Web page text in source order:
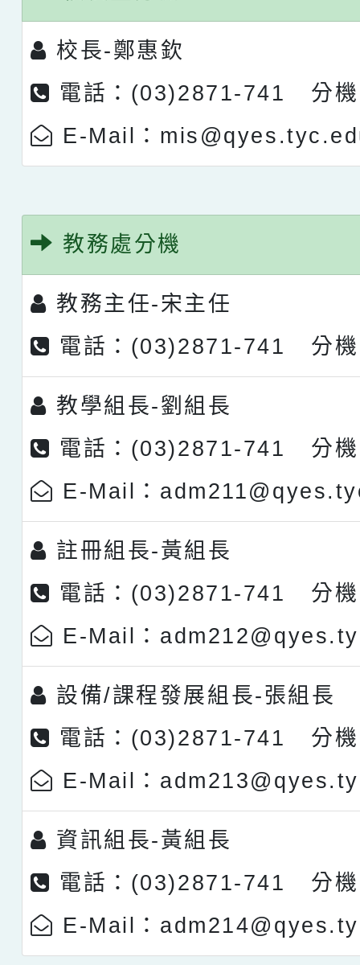
校長-鄭惠欽
電話：(03)2871-741 分
E-Mail：
教務處分機
教務主任-宋主任
電話：(03)2871-741 分
教學組長-劉組長
電話：(03)2871-741 分
E-Mail：
註冊組長-黃組長
電話：(03)2871-741 分
E-Mail：
設備/課程發展組長- 張組長
電話：(03)2871-741 分
E-Mail：
資訊組長-黃組長
電話：(03)2871-741 分
E-Mail：